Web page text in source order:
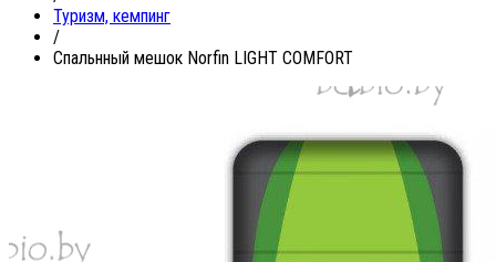
Туризм, кемпинг
/
Спальнный мешок Norfin LIGHT COMFORT